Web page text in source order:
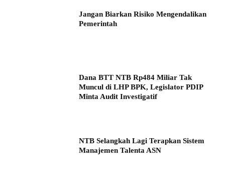
Jangan Biarkan Risiko Mengendalikan
Pemerintah
Dana BTT NTB Rp484 Miliar Tak
Muncul di LHP BPK, Legislator PDIP
Minta Audit Investigatif
NTB Selangkah Lagi Terapkan Sistem
Manajemen Talenta ASN